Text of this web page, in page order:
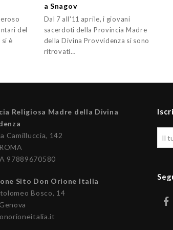
del
è
a Snagov
Dal 7 all'11 aprile, i giovani
sacerdoti della Provincia Madre
della Divina Provvidenza si sono
ritrovati…
Religiosa Madre della Divina
Camilluccia, 142
97889670580
Sito Don Orione Italia
Bosco, 14